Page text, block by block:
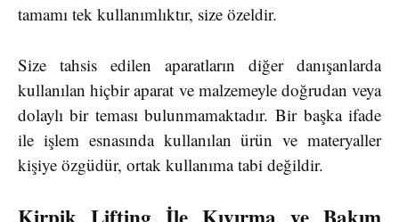
tamamı tek kullanımlıktır, size özeldir.
Size tahsis edilen aparatların diğer danışanlarda
kullanılan hiçbir aparat ve malzemeyle doğrudan veya
dolaylı bir teması bulunmamaktadır. Bir başka ifade
ile işlem esnasında kullanılan ürün ve materyaller
kişiye özgüdür, ortak kullanıma tabi değildir.